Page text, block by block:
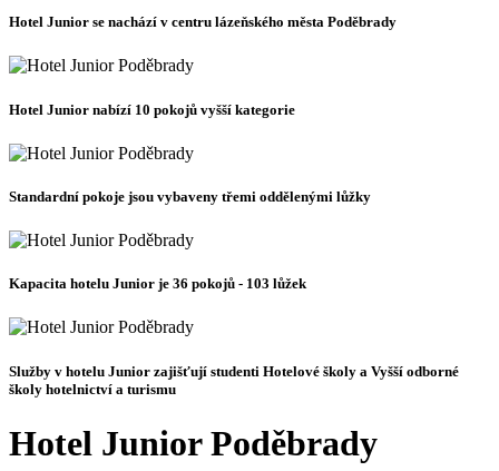
Hotel Junior se nachází v centru lázeňského města Poděbrady
Hotel Junior nabízí 10 pokojů vyšší kategorie
Standardní pokoje jsou vybaveny třemi oddělenými lůžky
Kapacita hotelu Junior je 36 pokojů - 103 lůžek
Služby v hotelu Junior zajišťují studenti Hotelové školy a Vyšší odborné
školy hotelnictví a turismu
Hotel Junior Poděbrady